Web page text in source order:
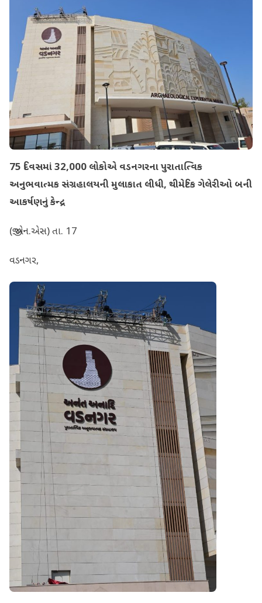
75 દિવસમાં 32,000 લોકોએ વડનગરના પુરાતાત્વિક
અનુભવાત્મક સંગ્રહાલયની મુલાકાત લીધી, થીમેટિક ગેલેરીઓ બની
આકર્ષણનું કેન્દ્ર
(જી.એન.એસ) તા. 17
વડનગર,